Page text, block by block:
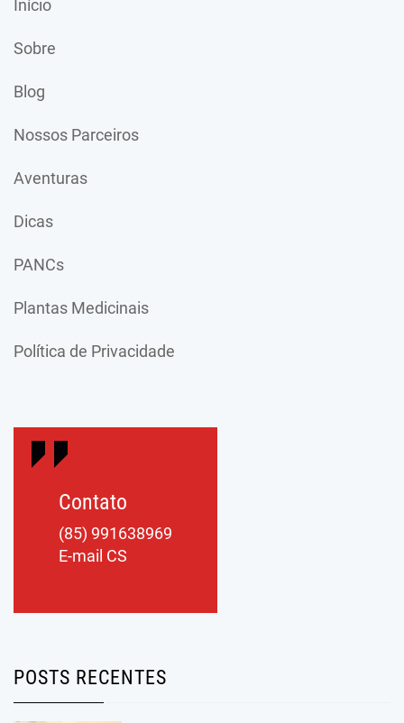
Início
Sobre
Blog
Nossos Parceiros
Aventuras
Dicas
PANCs
Plantas Medicinais
Política de Privacidade
Contato
(85) 991638969
E-mail CS
POSTS RECENTES